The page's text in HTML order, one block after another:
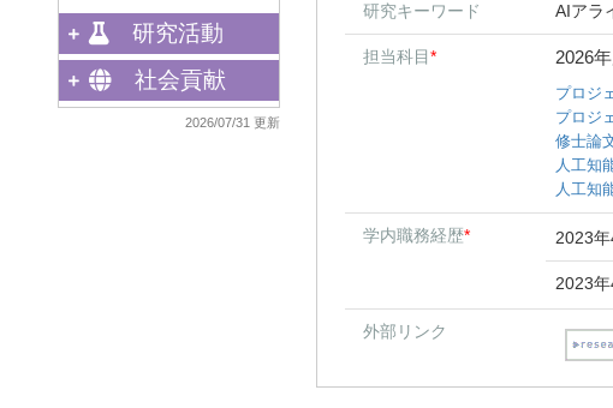
研究活動
社会貢献
2026/07/31 更新
研究キーワード AIアラ
担当科目* 2026
プロジ
プロジ
修士論
人工知
人工知
学内職務経歴* 2023年
2023年
外部リンク